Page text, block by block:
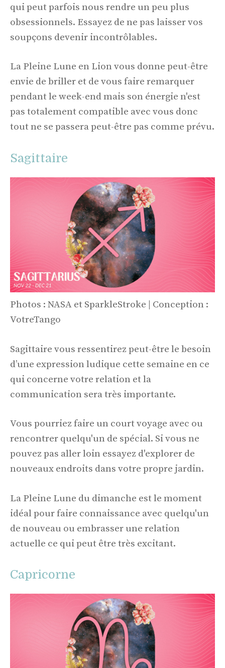
qui peut parfois nous rendre un peu plus
obsessionnels. Essayez de ne pas laisser vos
soupçons devenir incontrôlables.
La Pleine Lune en Lion vous donne peut-être
envie de briller et de vous faire remarquer
pendant le week-end mais son énergie n'est
pas totalement compatible avec vous donc
tout ne se passera peut-être pas comme prévu.
Sagittaire
Photos : NASA et SparkleStroke | Conception :
VotreTango
Sagittaire vous ressentirez peut-être le besoin
d’une expression ludique cette semaine en ce
qui concerne votre relation et la
communication sera très importante.
Vous pourriez faire un court voyage avec ou
rencontrer quelqu'un de spécial. Si vous ne
pouvez pas aller loin essayez d'explorer de
nouveaux endroits dans votre propre jardin.
La Pleine Lune du dimanche est le moment
idéal pour faire connaissance avec quelqu'un
de nouveau ou embrasser une relation
actuelle ce qui peut être très excitant.
Capricorne